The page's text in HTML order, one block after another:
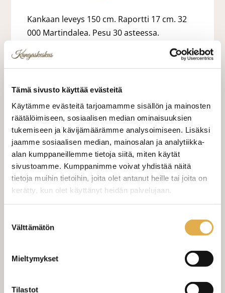
Tämä sivusto käyttää evästeitä
Käytämme evästeitä tarjoamamme sisällön ja mainosten
räätälöimiseen, sosiaalisen median ominaisuuksien
tukemiseen ja kävijämäärämme analysoimiseen. Lisäksi
jaamme sosiaalisen median, mainosalan ja analytiikka-
alan kumppaneillemme tietoja siitä, miten käytät
sivustoamme. Kumppanimme voivat yhdistää näitä
tietoja muihin tietoihin, joita olet antanut heille tai joita on
kerätty, kun olet käyttänyt heidän palvelujaan.
valinta
Välttämätön
Mieltymykset
Tilastot
Kankaan leveys 150 cm. Raportti 17 cm. 32
000 Martindalea. Pesu 30 asteessa.
Koostumus 40% Puuvilla, 20% Pellava ,20%
Polyesteri ja 20% Viskoosia.
38,90 €
38,90 €/m
VALITSE KANKAAN PITUUS
LISÄÄ OSTOSKORIIN